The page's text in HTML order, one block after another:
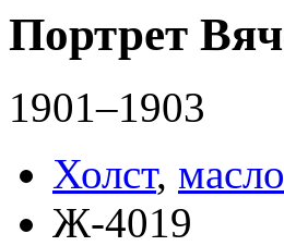
Портрет
1901–1903
Холст, масло
Ж-4019